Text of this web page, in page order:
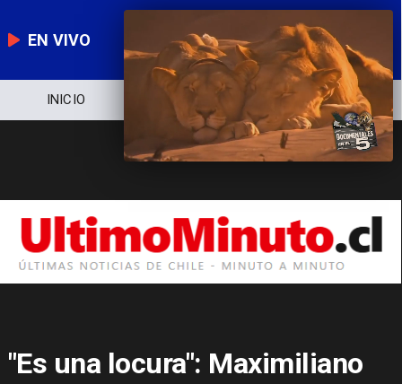
EN VIVO
NOTICIERO POLÍTICA ECONOMÍA
"Es una locura": Maximiliano